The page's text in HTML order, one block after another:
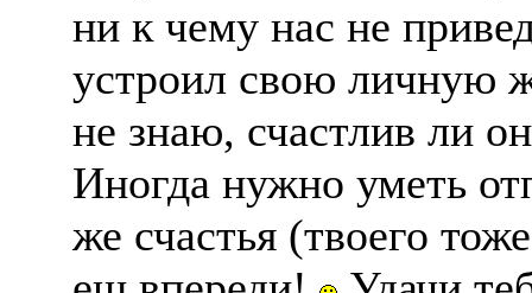
ни к чему нас не
устроил свою личную
не знаю, счастлив ли
Иногда нужно уметь
же счастья (твоего